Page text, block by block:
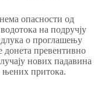
опасности од
на подручју
о проглашењу
донета превентивно
нових падавина
њених притока.